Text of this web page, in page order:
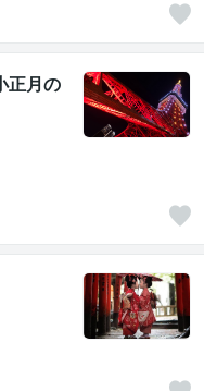
月の